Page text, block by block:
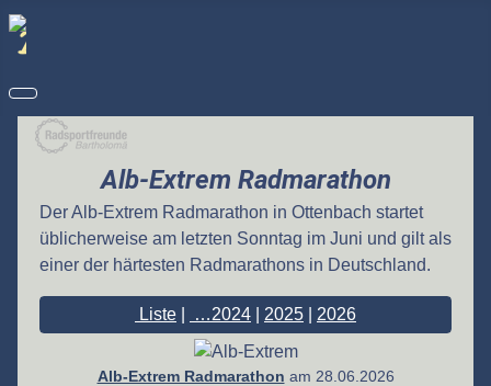
Alb-Extrem Radmarathon
Der Alb-Extrem Radmarathon in Ottenbach startet
üblicherweise am letzten Sonntag im Juni und gilt als
einer der härtesten Radmarathons in Deutschland.
Liste …2024 2025 2026
Alb-Extrem Radmarathon am 28.06.2026